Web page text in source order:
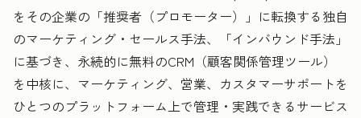
をその企業の「推奨者（プロモーター）」に転換する独自
のマーケティング・セールス手法、「インバウンド手法」
に基づき、永続的に無料のCRM（顧客関係管理ツール）
を中核に、マーケティング、営業、カスタマーサポートを
ひとつのプラットフォーム上で管理・実践できるサービス